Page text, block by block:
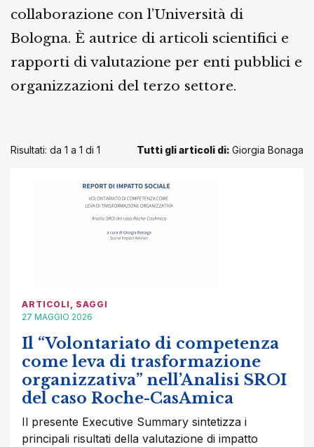
collaborazione con l’Università di
Bologna. È autrice di articoli scientifici e
rapporti di valutazione per enti pubblici e
organizzazioni del terzo settore.
Risultati: da 1 a 1 di 1 Tutti gli articoli di: Giorgia Bonaga
ARTICOLI , SAGGI
27 MAGGIO 2026
Il “Volontariato di competenza
come leva di trasformazione
organizzativa” nell’Analisi SROI
del caso Roche-CasAmica
Il presente Executive Summary sintetizza i
principali risultati della valutazione di impatto